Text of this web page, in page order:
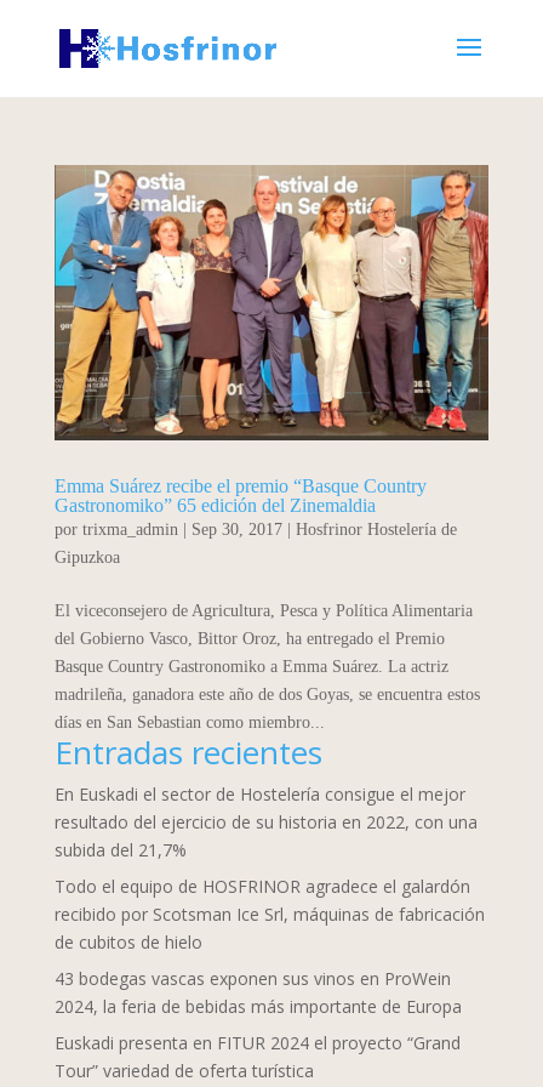
Emma Suárez recibe el premio “Basque Country
Gastronomiko” 65 edición del Zinemaldia
por trixma_admin Sep 30, 2017| Hosfrinor Hostelería de
Gipuzkoa
El viceconsejero de Agricultura, Pesca y Política Alimentaria
del Gobierno Vasco, Bittor Oroz, ha entregado el Premio
Basque Country Gastronomiko a Emma Suárez. La actriz
madrileña, ganadora este año de dos Goyas, se encuentra estos
días en San Sebastian como miembro...
Entradas recientes
En Euskadi el sector de Hostelería consigue el mejor
resultado del ejercicio de su historia en 2022, con una
subida del 21,7%
Todo el equipo de HOSFRINOR agradece el galardón
recibido por Scotsman Ice Srl, máquinas de fabricación
de cubitos de hielo
43 bodegas vascas exponen sus vinos en ProWein
2024, la feria de bebidas más importante de Europa
Euskadi presenta en FITUR 2024 el proyecto “Grand
Tour” variedad de oferta turística